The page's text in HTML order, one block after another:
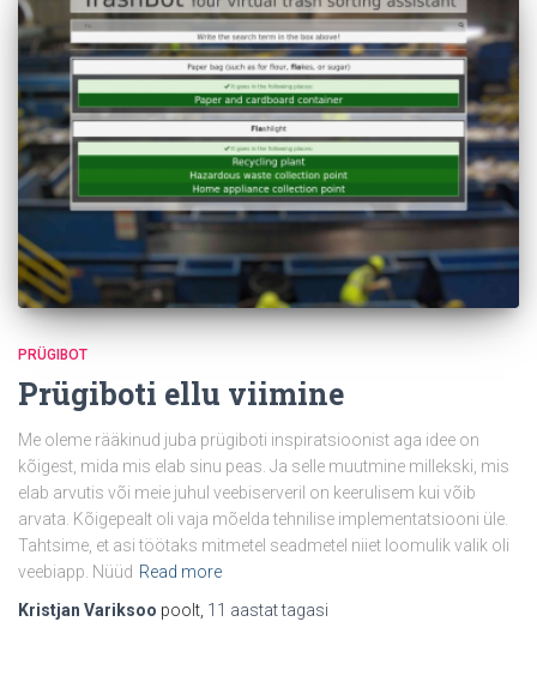
PRÜGIBOT
Prügiboti ellu viimine
Me oleme rääkinud juba prügiboti inspiratsioonist aga idee on
kõigest, mida mis elab sinu peas. Ja selle muutmine millekski, mis
elab arvutis või meie juhul veebiserveril on keerulisem kui võib
arvata. Kõigepealt oli vaja mõelda tehnilise implementatsiooni üle.
Tahtsime, et asi töötaks mitmetel seadmetel niiet loomulik valik oli
veebiapp. Nüüd Read more
Kristjan Variksoo poolt, 11 aastattagasi